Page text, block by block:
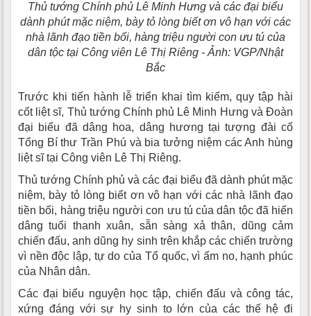
Thủ tướng Chính phủ Lê Minh Hưng và các đại biểu
dành phút mặc niệm, bày tỏ lòng biết ơn vô hạn với các
nhà lãnh đạo tiền bối, hàng triệu người con ưu tú của
dân tộc tại Công viên Lê Thị Riêng - Ảnh: VGP/Nhật
Bắc
Trước khi tiến hành lễ triển khai tìm kiếm, quy tập hài
cốt liệt sĩ, Thủ tướng Chính phủ Lê Minh Hưng và Đoàn
đại biểu đã dâng hoa, dâng hương tại tượng đài cố
Tổng Bí thư Trần Phú và bia tưởng niệm các Anh hùng
liệt sĩ tại Công viên Lê Thị Riêng.
Thủ tướng Chính phủ và các đại biểu đã dành phút mặc
niệm, bày tỏ lòng biết ơn vô hạn với các nhà lãnh đạo
tiền bối, hàng triệu người con ưu tú của dân tộc đã hiến
dâng tuổi thanh xuân, sẵn sàng xả thân, dũng cảm
chiến đấu, anh dũng hy sinh trên khắp các chiến trường
vì nền độc lập, tự do của Tổ quốc, vì ấm no, hạnh phúc
của Nhân dân.
Các đại biểu nguyện học tập, chiến đấu và công tác,
xứng đáng với sự hy sinh to lớn của các thế hệ đi